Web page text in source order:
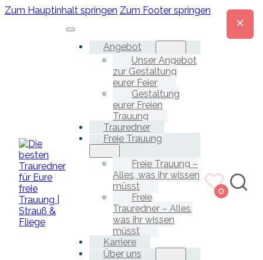
Zum Hauptinhalt springen Zum Footer springen
Angebot
Unser Angebot
zur Gestaltung
eurer Feier
Gestaltung
eurer Freien
Trauung
Trauredner
Freie Trauung
Freie Trauung –
Alles, was ihr wissen
müsst
Freie
Trauredner – Alles,
was ihr wissen
müsst
Karriere
Über uns
0